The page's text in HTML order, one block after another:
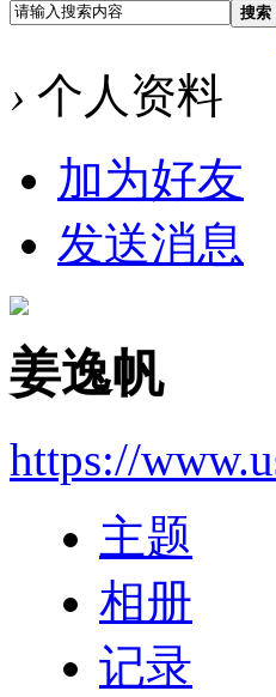
搜索
› 个人资料
加为好友
发送消息
姜逸帆
https://
主题
相册
记录